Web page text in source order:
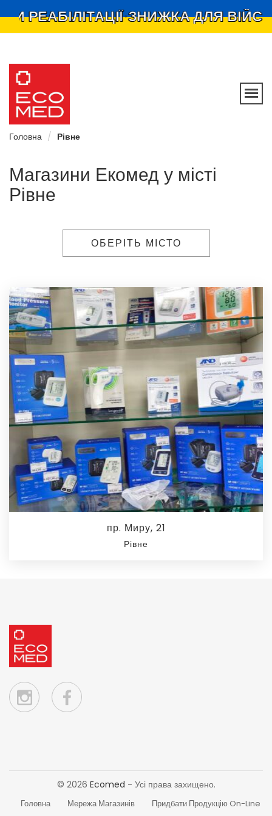
•ЗНИЖКА ДЛЯ
Ecomed –
мережа
магазинів
Головна Рівне
Магазини Екомед у місті
Рівне
ОБЕРІТЬ МІСТО
пр. Миру, 21
Рівне
© 2026 Ecomed - Усі права захищено.
Головна Мережа Магазинів Придбати Продукцію On-Line